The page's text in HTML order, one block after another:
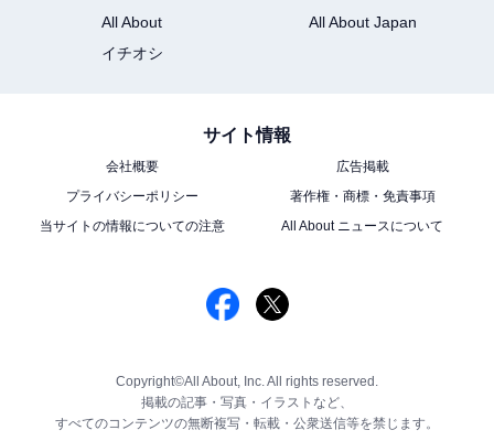
All About
All About Japan
イチオシ
サイト情報
会社概要
広告掲載
プライバシーポリシー
著作権・商標・免責事項
当サイトの情報についての注意
All About ニュースについて
Copyright©All About, Inc. All rights reserved.
掲載の記事・写真・イラストなど、
すべてのコンテンツの無断複写・転載・公衆送信等を禁じます。